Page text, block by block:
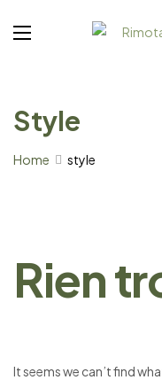
Style
Home style
Rien
It seems we can’t find